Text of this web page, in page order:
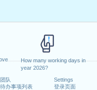
How many working days in
year 2026?
团队
待办事项列表
Settings
登录页面